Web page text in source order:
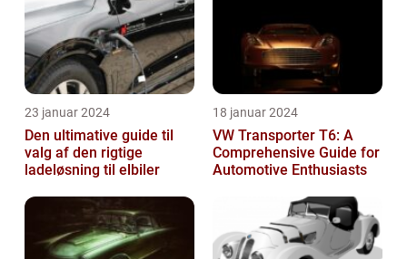
23 januar 2024
Den ultimative guide til
valg af den rigtige
ladeløsning til elbiler
18 januar 2024
VW Transporter T6: A
Comprehensive Guide for
Automotive Enthusiasts